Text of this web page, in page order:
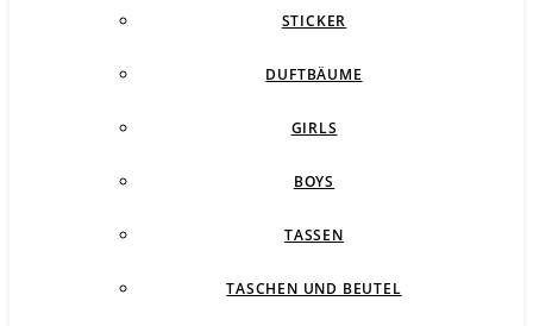
STICKER
DUFTBÄUME
GIRLS
BOYS
TASSEN
TASCHEN UND BEUTEL